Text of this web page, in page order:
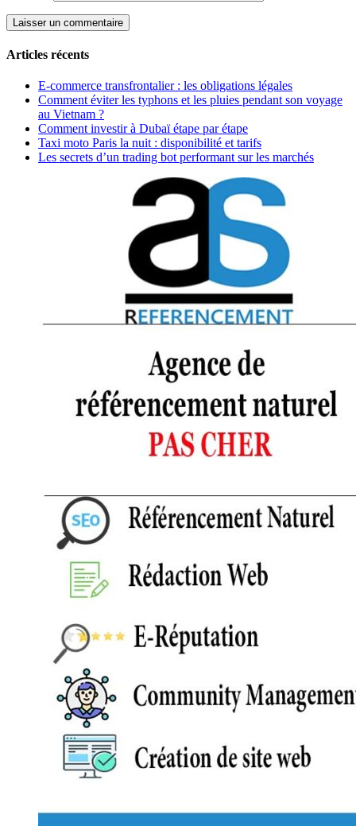
Articles récents
E-commerce transfrontalier : les obligations légales
Comment éviter les typhons et les pluies pendant son voyage
au Vietnam ?
Comment investir à Dubaï étape par étape
Taxi moto Paris la nuit : disponibilité et tarifs
Les secrets d’un trading bot performant sur les marchés